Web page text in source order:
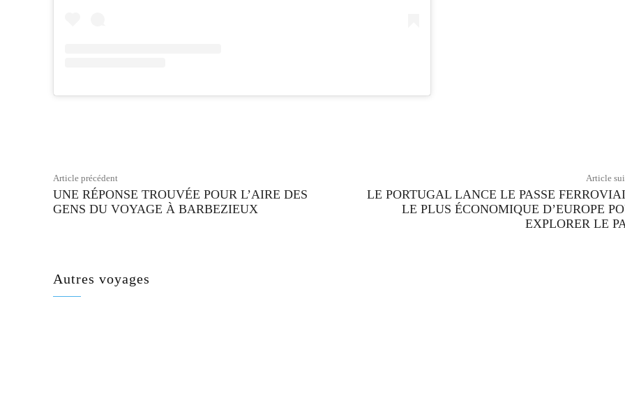
Article précédent
UNE RÉPONSE TROUVÉE POUR L’AIRE DES
GENS DU VOYAGE À BARBEZIEUX
Article
LE PORTUGAL LANCE LE PASSE
LE PLUS ÉCONOMIQUE D’EUROPE
EXPLORER LE
Autres voyages